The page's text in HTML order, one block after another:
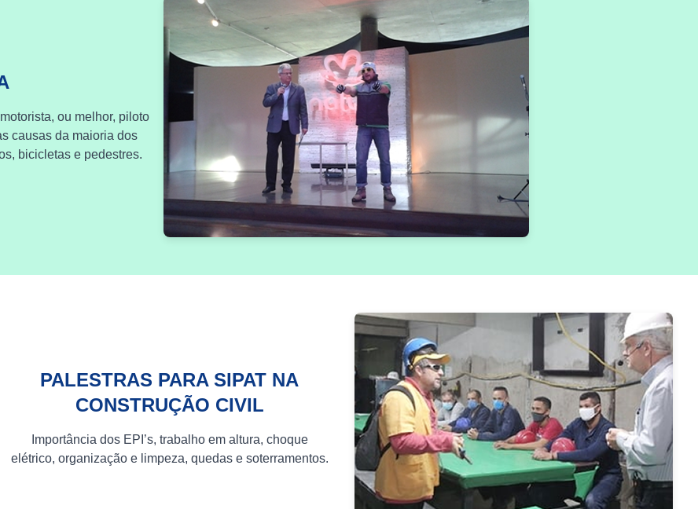
ou melhor, piloto
causas da maioria dos
bicicletas e pedestres.
PALESTRAS PARA SIPAT NA
CONSTRUÇÃO CIVIL
Importância dos EPI’s, trabalho em altura, choque
elétrico, organização e limpeza, quedas e soterramentos.